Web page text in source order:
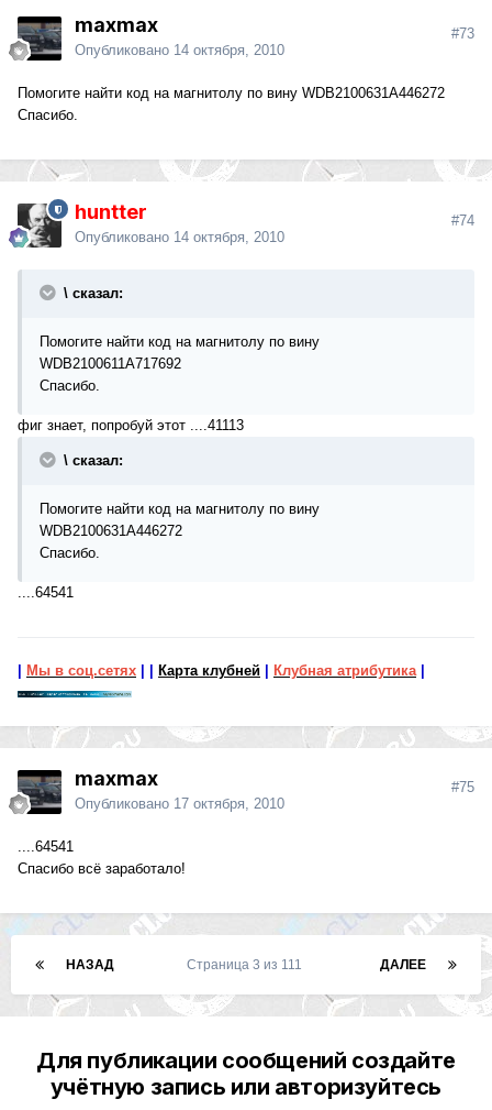
maxmax
Опубликовано 14 октября, 2010
#73
Помогите найти код на магнитолу по вину WDB2100631A446272
Cпасибо.
huntter
Опубликовано 14 октября, 2010
#74
\ сказал:
Помогите найти код на магнитолу по вину
WDB2100611A717692
Cпасибо.
фиг знает, попробуй этот ....41113
\ сказал:
Помогите найти код на магнитолу по вину
WDB2100631A446272
Cпасибо.
....64541
Мы в соц.сетях Карта клубней Клубная атрибутика|
maxmax
Опубликовано 17 октября, 2010
#75
....64541
Спасибо всё заработало!
НАЗАД ДАЛЕЕ
Страница 3 из 111
Для публикации сообщений создайте
учётную запись или авторизуйтесь